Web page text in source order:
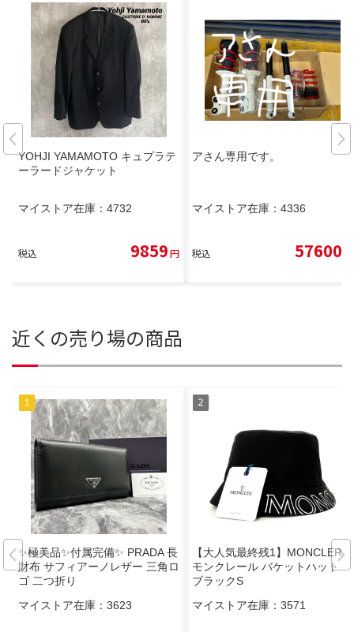
YOHJI YAMAMOTO キュプラテ
ーラードジャケット
マイストア在庫： 4732
税込 9859円
アさん専用です。
マイストア在庫： 4336
税込 57600
近くの売り場の商品
✨極美品✨付属完備✨ PRADA 長
財布 サフィアーノレザー 三角ロ
ゴ 二つ折り
マイストア在庫： 3623
【大人気最終残1】MONCLER
モンクレール バケットハット 黒
ブラックS
マイストア在庫： 3571